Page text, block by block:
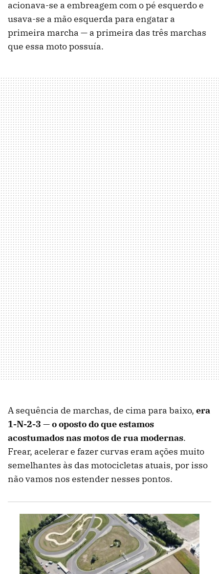
acionava-se a embreagem com o pé esquerdo e
usava-se a mão esquerda para engatar a
primeira marcha — a primeira das três marchas
que essa moto possuía.
A sequência de marchas, de cima para baixo, era
1-N-2-3 — o oposto do que estamos
acostumados nas motos de rua modernas.
Frear, acelerar e fazer curvas eram ações muito
semelhantes às das motocicletas atuais, por isso
não vamos nos estender nesses pontos.